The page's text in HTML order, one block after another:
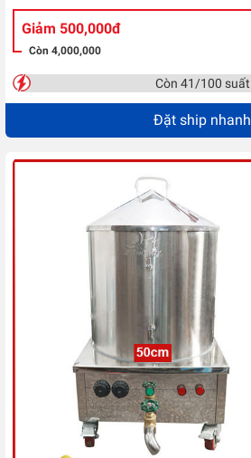
Giảm 500,000đ
Còn 4,000,000
Còn 41/100 suất
Đặt ship nhanh